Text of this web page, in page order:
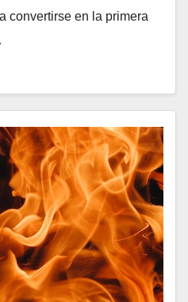
convertirse en la primera